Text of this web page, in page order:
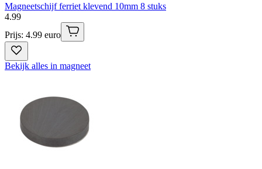
Magneetschijf ferriet klevend 10mm 8 stuks
4.99
Prijs: 4.99 euro
Bekijk alles in magneet